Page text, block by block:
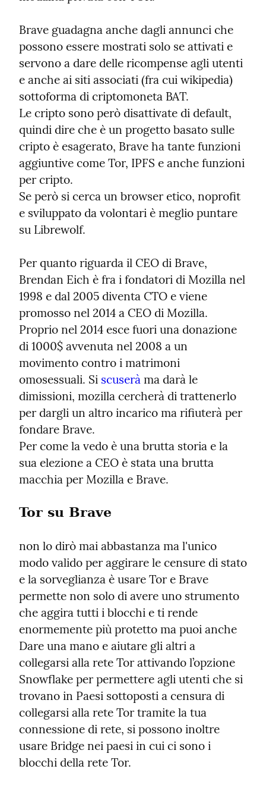
Brave guadagna anche dagli annunci che
possono essere mostrati solo se attivati e
servono a dare delle ricompense agli utenti
e anche ai siti associati (fra cui wikipedia)
sottoforma di criptomoneta BAT.
Le cripto sono però disattivate di default,
quindi dire che è un progetto basato sulle
cripto è esagerato, Brave ha tante funzioni
aggiuntive come Tor, IPFS e anche funzioni
per cripto.
Se però si cerca un browser etico, noprofit
e sviluppato da volontari è meglio puntare
su Librewolf.
Per quanto riguarda il CEO di Brave,
Brendan Eich è fra i fondatori di Mozilla nel
1998 e dal 2005 diventa CTO e viene
promosso nel 2014 a CEO di Mozilla.
Proprio nel 2014 esce fuori una donazione
di 1000$ avvenuta nel 2008 a un
movimento contro i matrimoni
omosessuali. Si scuserà ma darà le
dimissioni, mozilla cercherà di trattenerlo
per dargli un altro incarico ma rifiuterà per
fondare Brave.
Per come la vedo è una brutta storia e la
sua elezione a CEO è stata una brutta
macchia per Mozilla e Brave.
Tor su Brave
non lo dirò mai abbastanza ma l'unico
modo valido per aggirare le censure di stato
e la sorveglianza è usare Tor e Brave
permette non solo di avere uno strumento
che aggira tutti i blocchi e ti rende
enormemente più protetto ma puoi anche
Dare una mano e aiutare gli altri a
collegarsi alla rete Tor attivando l’opzione
Snowflake per permettere agli utenti che si
trovano in Paesi sottoposti a censura di
collegarsi alla rete Tor tramite la tua
connessione di rete, si possono inoltre
usare Bridge nei paesi in cui ci sono i
blocchi della rete Tor.